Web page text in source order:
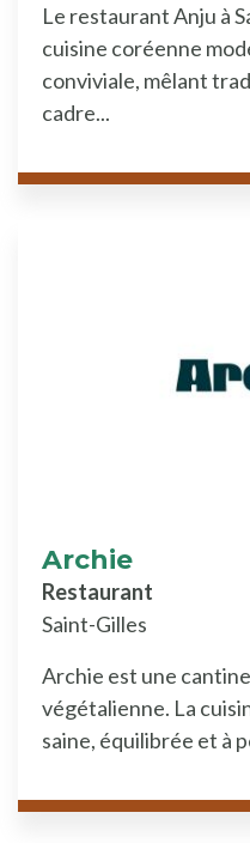
Le restaurant Anju à
cuisine coréenne
conviviale, mêlant
cadre...
Archie
Restaurant
Saint-Gilles
Archie est une
végétalienne. La
saine, équilibrée et à